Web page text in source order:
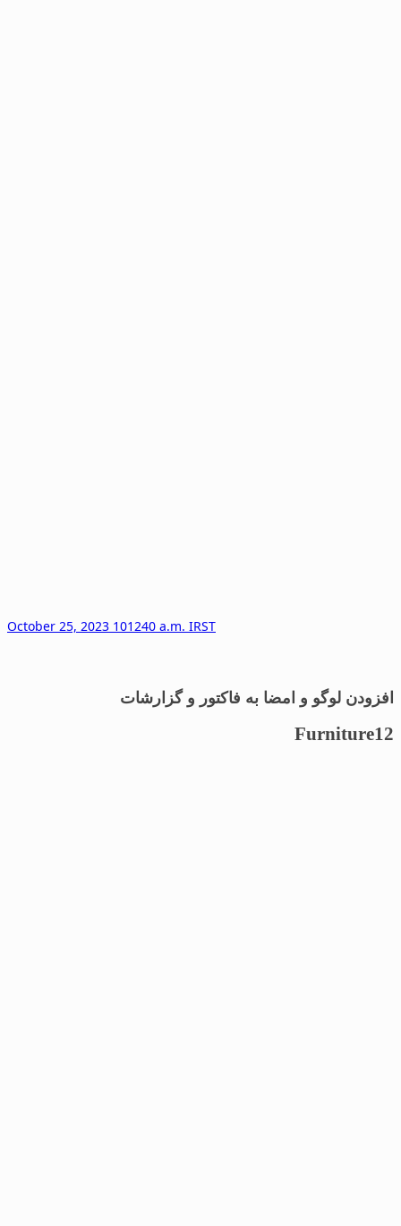
October 25, 2023 101240 a.m. IRST
افزودن لوگو و امضا به فاکتور و گزارشات
Furniture12